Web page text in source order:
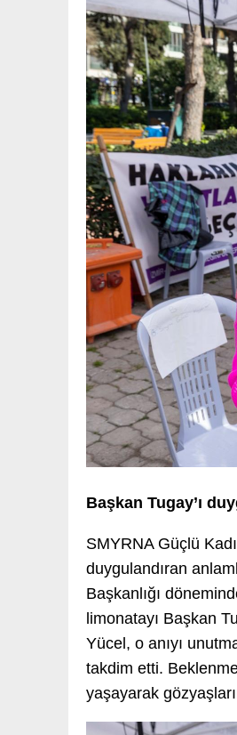
Başkan Tugay’ı
SMYRNA Güçlü
duygulandıran
Başkanlığı
limonatayı Başkan
Yücel, o anıyı
takdim etti.
yaşayarak